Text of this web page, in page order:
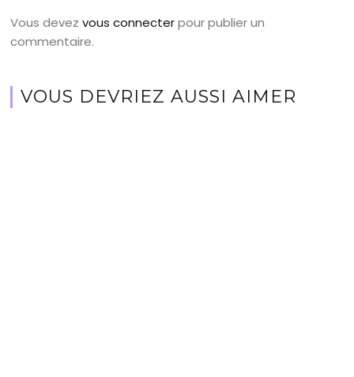
Vous devezvous connecterpour publier un
commentaire.
VOUS DEVRIEZ AUSSI AIMER